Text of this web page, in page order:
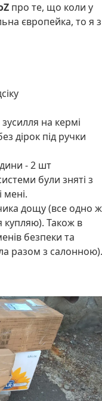
про те, що коли у
європейка, то я з
на кермі
дірок під ручки
- 2 шт
були зняті з
мені.
дощу (все одно ж
купляю). Також в
безпеки та
разом з салонною).